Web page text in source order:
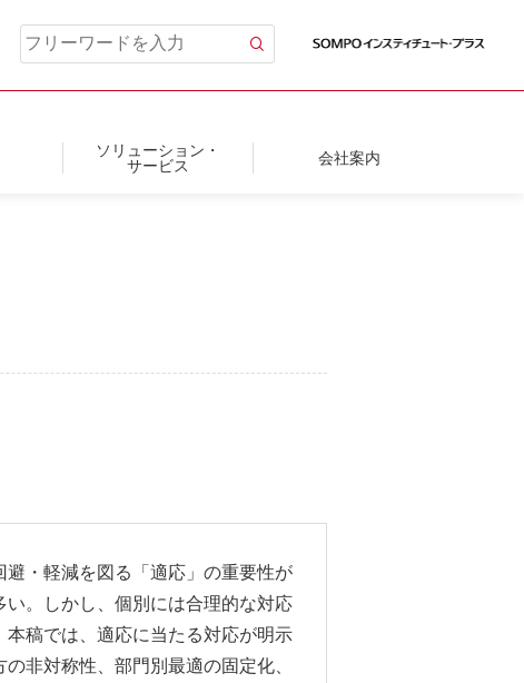
ソリューション・
サービス
会社案内
・軽減を図る「適応」の重要性が
。しかし、個別には合理的な対応
稿では、適応に当たる対応が明示
非対称性、部門別最適の固定化、